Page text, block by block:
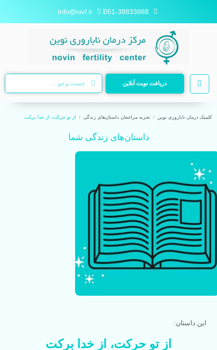
051-38833888
Info@nivf.ir
دریافت نوبت آنلاین
کلینیک درمان ناباروری نوین تجربه مراجعان داستان‌های زندگی از تو حرکت، از خدا برکت
داستان‌های زندگی شما
این داستان:
از تو حرکت، از خدا برکت